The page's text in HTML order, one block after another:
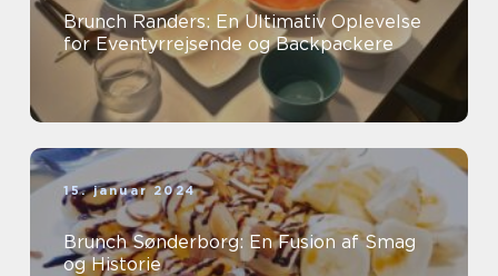
Brunch Randers: En Ultimativ Oplevelse
for Eventyrrejsende og Backpackere
15. januar 2024
Brunch Sønderborg: En Fusion af Smag
og Historie